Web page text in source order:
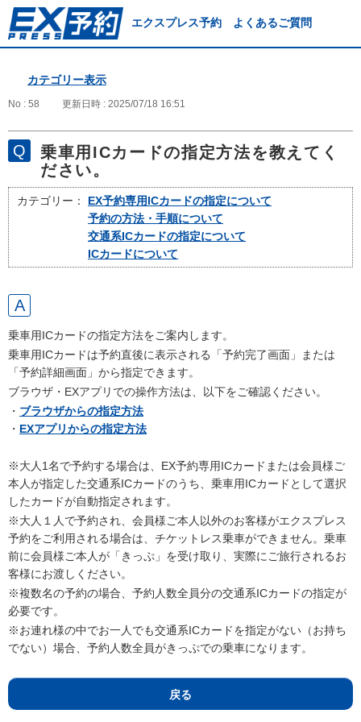
エクスプレス予約 よくあるご質問
カテゴリー表示
No : 58 更新日時 : 2025/07/18 16:51
乗車用ICカードの指定方法を教えてく
ださい。
カテゴリー：
EX予約専用ICカードの指定について
予約の方法・手順について
交通系ICカードの指定について
ICカードについて
乗車用ICカードの指定方法をご案内します。
乗車用ICカードは予約直後に表示される「予約完了画面」または
「予約詳細画面」から指定できます。
ブラウザ・EXアプリでの操作方法は、以下をご確認ください。
・ ブラウザからの指定方法
・ EXアプリからの指定方法
※大人1名で予約する場合は、EX予約専用ICカードまたは会員様ご
本人が指定した交通系ICカードのうち、乗車用ICカードとして選択
したカードが自動指定されます。
※大人１人で予約され、会員様ご本人以外のお客様がエクスプレス
予約をご利用される場合は、チケットレス乗車ができません。乗車
前に会員様ご本人が「きっぷ」を受け取り、実際にご旅行されるお
客様にお渡しください。
※複数名の予約の場合、予約人数全員分の交通系ICカードの指定が
必要です。
※お連れ様の中でお一人でも交通系ICカードを指定がない（お持ち
でない）場合、予約人数全員がきっぷでの乗車になります。
戻る